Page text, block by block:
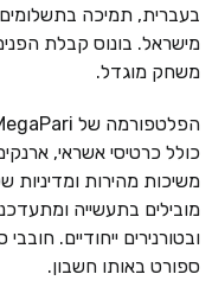
בעברית, תמיכה
מישראל. בונוס קבלת
משחק מוגדל.
כולל כרטיסי אשראי,
משיכות מהירות
מובילים בתעשייה
ובטורנירים ייחודיים.
ספורט באותו חשבון.